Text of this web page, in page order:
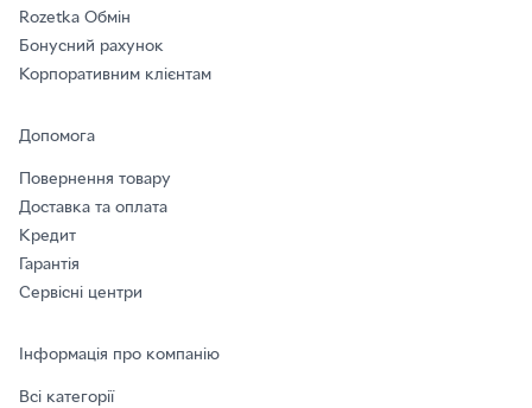
Rozetka Обмін
Бонусний рахунок
Корпоративним клієнтам
Допомога
Повернення товару
Доставка та оплата
Кредит
Гарантія
Сервісні центри
Інформація про компанію
Всі категорії